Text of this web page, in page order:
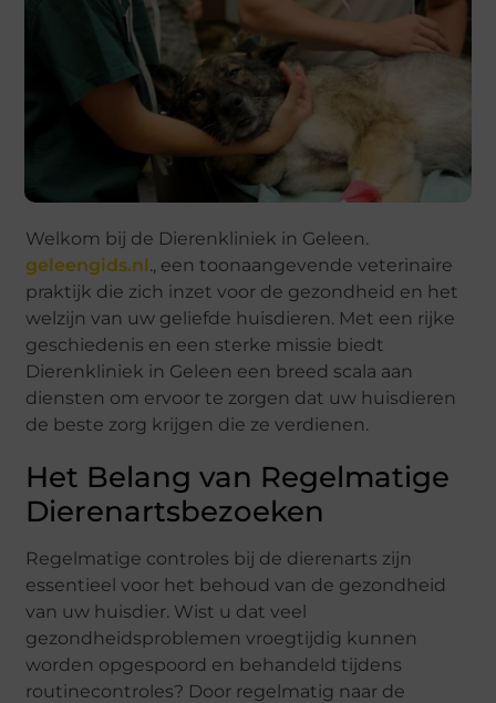
Welkom bij de Dierenkliniek in Geleen.
geleengids.nl., een toonaangevende veterinaire
praktijk die zich inzet voor de gezondheid en het
welzijn van uw geliefde huisdieren. Met een rijke
geschiedenis en een sterke missie biedt
Dierenkliniek in Geleen een breed scala aan
diensten om ervoor te zorgen dat uw huisdieren
de beste zorg krijgen die ze verdienen.
Het Belang van Regelmatige
Dierenartsbezoeken
Regelmatige controles bij de dierenarts zijn
essentieel voor het behoud van de gezondheid
van uw huisdier. Wist u dat veel
gezondheidsproblemen vroegtijdig kunnen
worden opgespoord en behandeld tijdens
routinecontroles? Door regelmatig naar de